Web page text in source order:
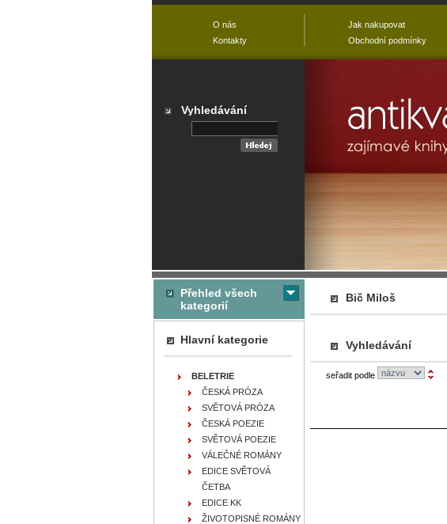
Bič Miloš
Vyhledávání
seřadit podle
Přehled všech
kategorií
Hlavní kategorie
BELETRIE
ČESKÁ PRÓZA
SVĚTOVÁ PRÓZA
ČESKÁ POEZIE
SVĚTOVÁ POEZIE
VÁLEČNÉ ROMÁNY
EDICE SVĚTOVÁ
ČETBA
EDICE KK
ŽIVOTOPISNÉ ROMÁNY
O nás
Kontakty
Jak nakupovat
Obchodní podmínky
Vyhledávání